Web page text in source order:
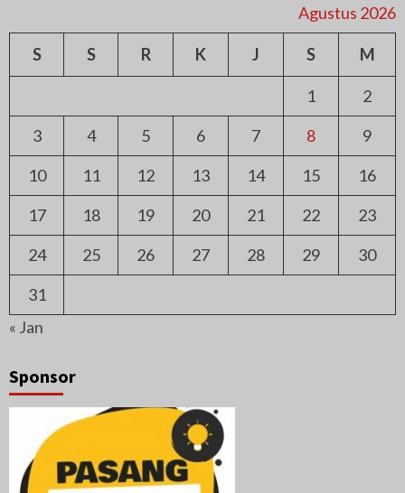
Agustus 2026
S S R K J S M
1
2
3
4 5 6 7 8
9
10
11 12 13 14 15
16
17
18 19 20 21 22
23
24
25 26 27 28 29
30
31
« Jan
Sponsor